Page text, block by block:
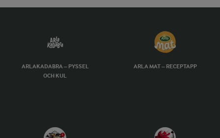
ARLAKADABRA – PYSSEL
OCH KUL
ARLA MAT – RECEPTAPP